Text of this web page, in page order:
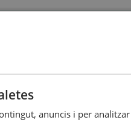
anuncis i per